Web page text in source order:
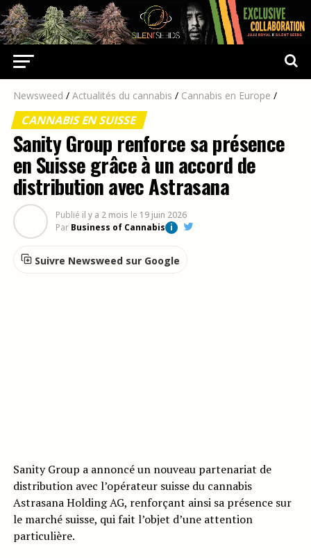
Newsweed / Actualités du cannabis / Cannabis en Europe /
CANNABIS EN SUISSE
Sanity Group renforce sa présence
en Suisse grâce à un accord de
distribution avec Astrasana
Publié il y a 2 mois le 19 juin 2026
Par Business of Cannabis i
Suivre Newsweed sur Google
Sanity Group a annoncé un nouveau partenariat de
distribution avec l’opérateur suisse du cannabis
Astrasana Holding AG, renforçant ainsi sa présence sur
le marché suisse, qui fait l’objet d’une attention
particulière.